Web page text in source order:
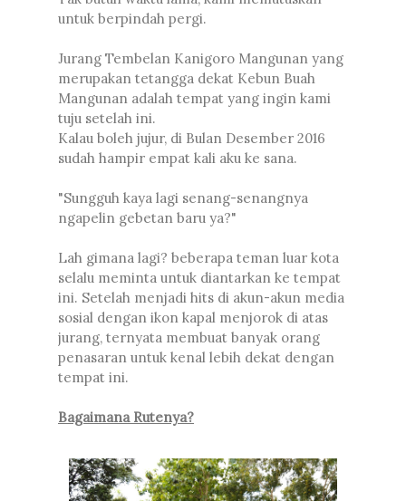
untuk berpindah pergi.
Jurang Tembelan Kanigoro Mangunan yang
merupakan tetangga dekat Kebun Buah
Mangunan adalah tempat yang ingin kami
tuju setelah ini.
Kalau boleh jujur, di Bulan Desember 2016
sudah hampir empat kali aku ke sana.
"Sungguh kaya lagi senang-senangnya
ngapelin gebetan baru ya?"
Lah gimana lagi? beberapa teman luar kota
selalu meminta untuk diantarkan ke tempat
ini. Setelah menjadi hits di akun-akun media
sosial dengan ikon kapal menjorok di atas
jurang, ternyata membuat banyak orang
penasaran untuk kenal lebih dekat dengan
tempat ini.
Bagaimana Rutenya?